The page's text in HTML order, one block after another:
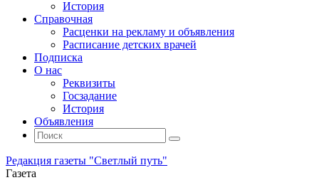
История
Справочная
Расценки на рекламу и объявления
Расписание детских врачей
Подписка
О нас
Реквизиты
Госзадание
История
Объявления
Поиск
Искать:
Поиск
Редакция газеты "Светлый путь"
Газета